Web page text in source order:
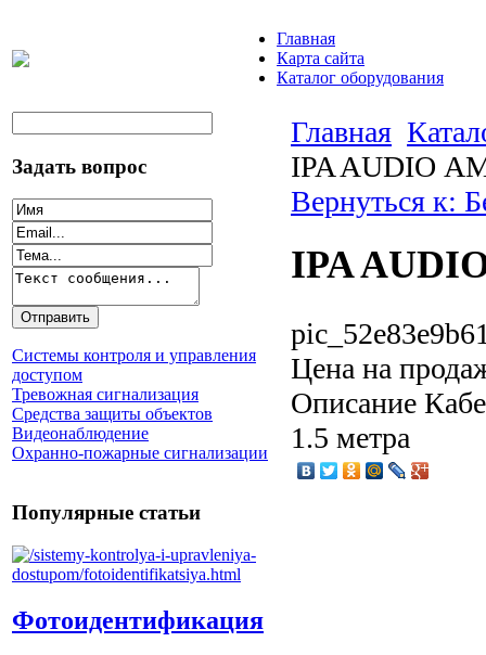
Главная
Карта сайта
Каталог оборудования
Задать вопрос
Системы контроля и управления
доступом
Тревожная сигнализация
Средства защиты объектов
Видеонаблюдение
Охранно-пожарные сигнализации
Популярные статьи
Фотоидентификация
Главная
IPA AUDIO
Вернуться к:
IPA
Цена на
Описание
1.5 метра